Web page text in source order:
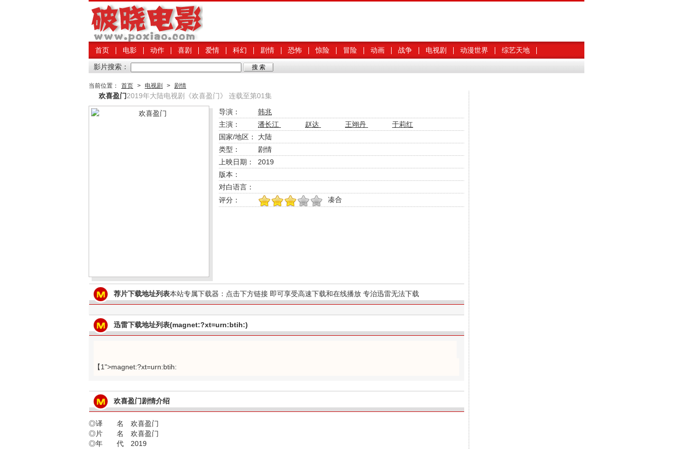
首页 电影 动作 喜剧 爱情 科幻 剧情 恐怖 惊险 冒险 动画 战争 电视剧 动漫世界 综艺天地
影片搜索：
当前位置： 首页 > 电视剧 > 剧情
欢喜盈门2019年大陆电视剧《欢喜盈门》 连载至第01集
导演：
韩兆
主演：
潘长江 赵达 王翊丹
于莉红
国家/地区：
大陆
类型：
剧情
上映日期：
2019
版本：
对白语言：
评分：1 3 4 5 凑合
荐片下载地址列表本站专属下载器：点击下方链接 即可享受高速下载和在线播放 专治迅雷无法下载
迅雷下载地址列表(magnet:?xt=urn:btih:)
【1">magnet:?xt=urn:btih:
欢喜盈门剧情介绍
◎译 名 欢喜盈门
◎片 名 欢喜盈门
◎年 代 2019